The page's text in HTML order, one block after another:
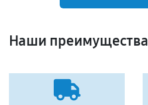
Наши преимущества